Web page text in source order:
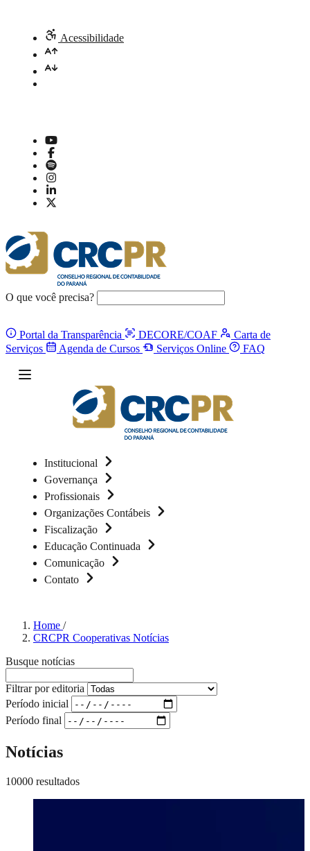
Acessibilidade
O que você precisa?
Portal da Transparência DECORE/COAF
Carta de
Serviços
Agenda de Cursos Serviços Online FAQ
Institucional
Governança
Profissionais
Organizações Contábeis
Fiscalização
Educação Continuada
Comunicação
Contato
Home /
CRCPR Cooperativas Notícias
Busque notícias
Filtrar por editoria
Período inicial
Período final
Notícias
10000 resultados